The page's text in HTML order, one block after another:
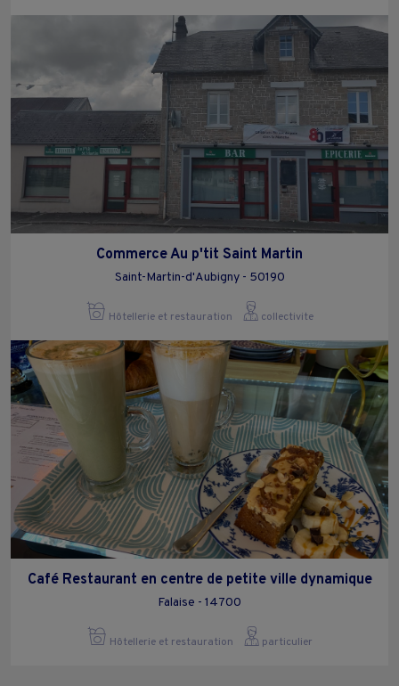
Commerce Au p'tit Saint Martin
Saint-Martin-d'Aubigny - 50190
Hôtellerie et restauration collectivite
Café Restaurant en centre de petite ville dynamique
Falaise - 14700
Hôtellerie et restauration particulier